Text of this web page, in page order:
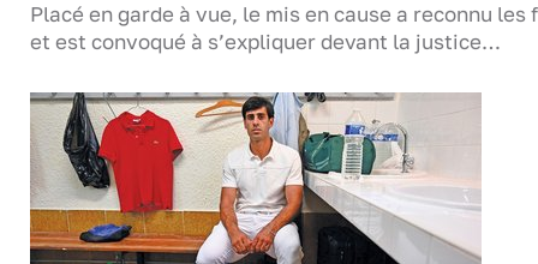
Placé en garde à vue, le mis en cause a reconnu les
et est convoqué à s’expliquer devant la justice…